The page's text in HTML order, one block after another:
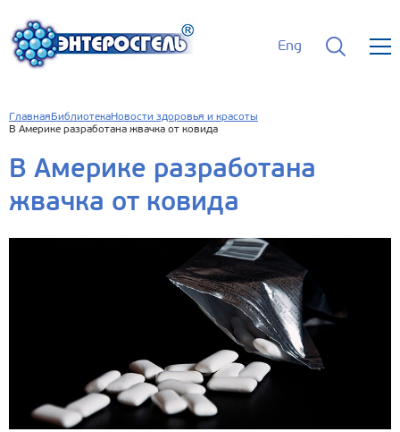
Eng
Главная БиблиотекаНовости здоровья и красоты
В Америке разработана жвачка от ковида
В Америке разработана
жвачка от ковида